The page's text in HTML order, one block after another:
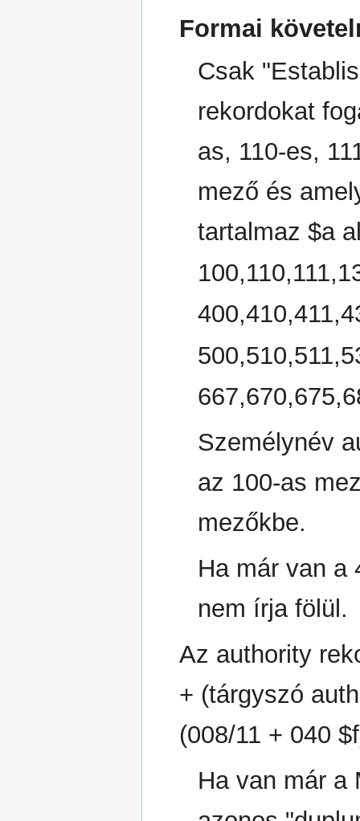
Formai
Csak
rekordokat
as, 110-es,
mező és
tartalmaz $a
Személynév
az 100-as
mezőkbe.
Ha már van a
nem írja fölül.
Az authority
+ (tárgyszó
(008/11 + 040
Ha van már a